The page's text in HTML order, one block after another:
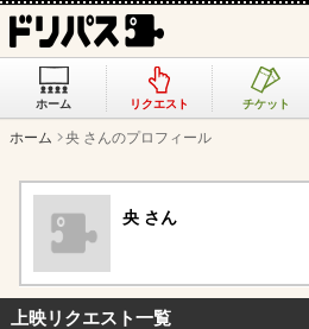
ホーム リクエスト チケット
ホーム 央 さんのプロフィール
央 さん
上映リクエスト一覧